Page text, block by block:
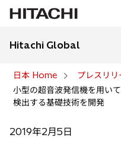
Hitachi Global
日本 Home
プレスリリ
小型の超音波発信機を用い
検出する基礎技術を開発
2019年2月5日